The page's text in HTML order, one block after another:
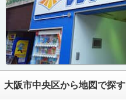
大阪市中央区から地図で探す